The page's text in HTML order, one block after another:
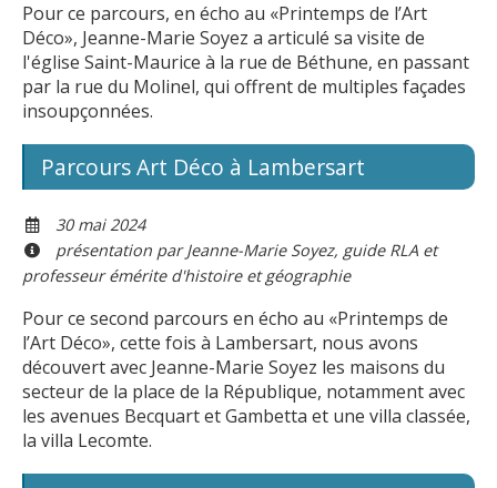
Pour ce parcours, en écho au «Printemps de l’Art
Déco», Jeanne-Marie Soyez a articulé sa visite de
l'église Saint-Maurice à la rue de Béthune, en passant
par la rue du Molinel, qui offrent de multiples façades
insoupçonnées.
Parcours Art Déco à Lambersart
30 mai 2024
présentation par Jeanne-Marie Soyez, guide RLA et
professeur émérite d'histoire et géographie
Pour ce second parcours en écho au «Printemps de
l’Art Déco», cette fois à Lambersart, nous avons
découvert avec Jeanne-Marie Soyez les maisons du
secteur de la place de la République, notamment avec
les avenues Becquart et Gambetta et une villa classée,
la villa Lecomte.